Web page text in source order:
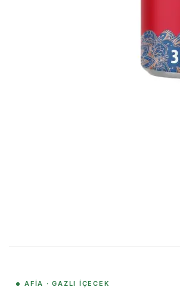
AFIA · GAZLI İÇECEK